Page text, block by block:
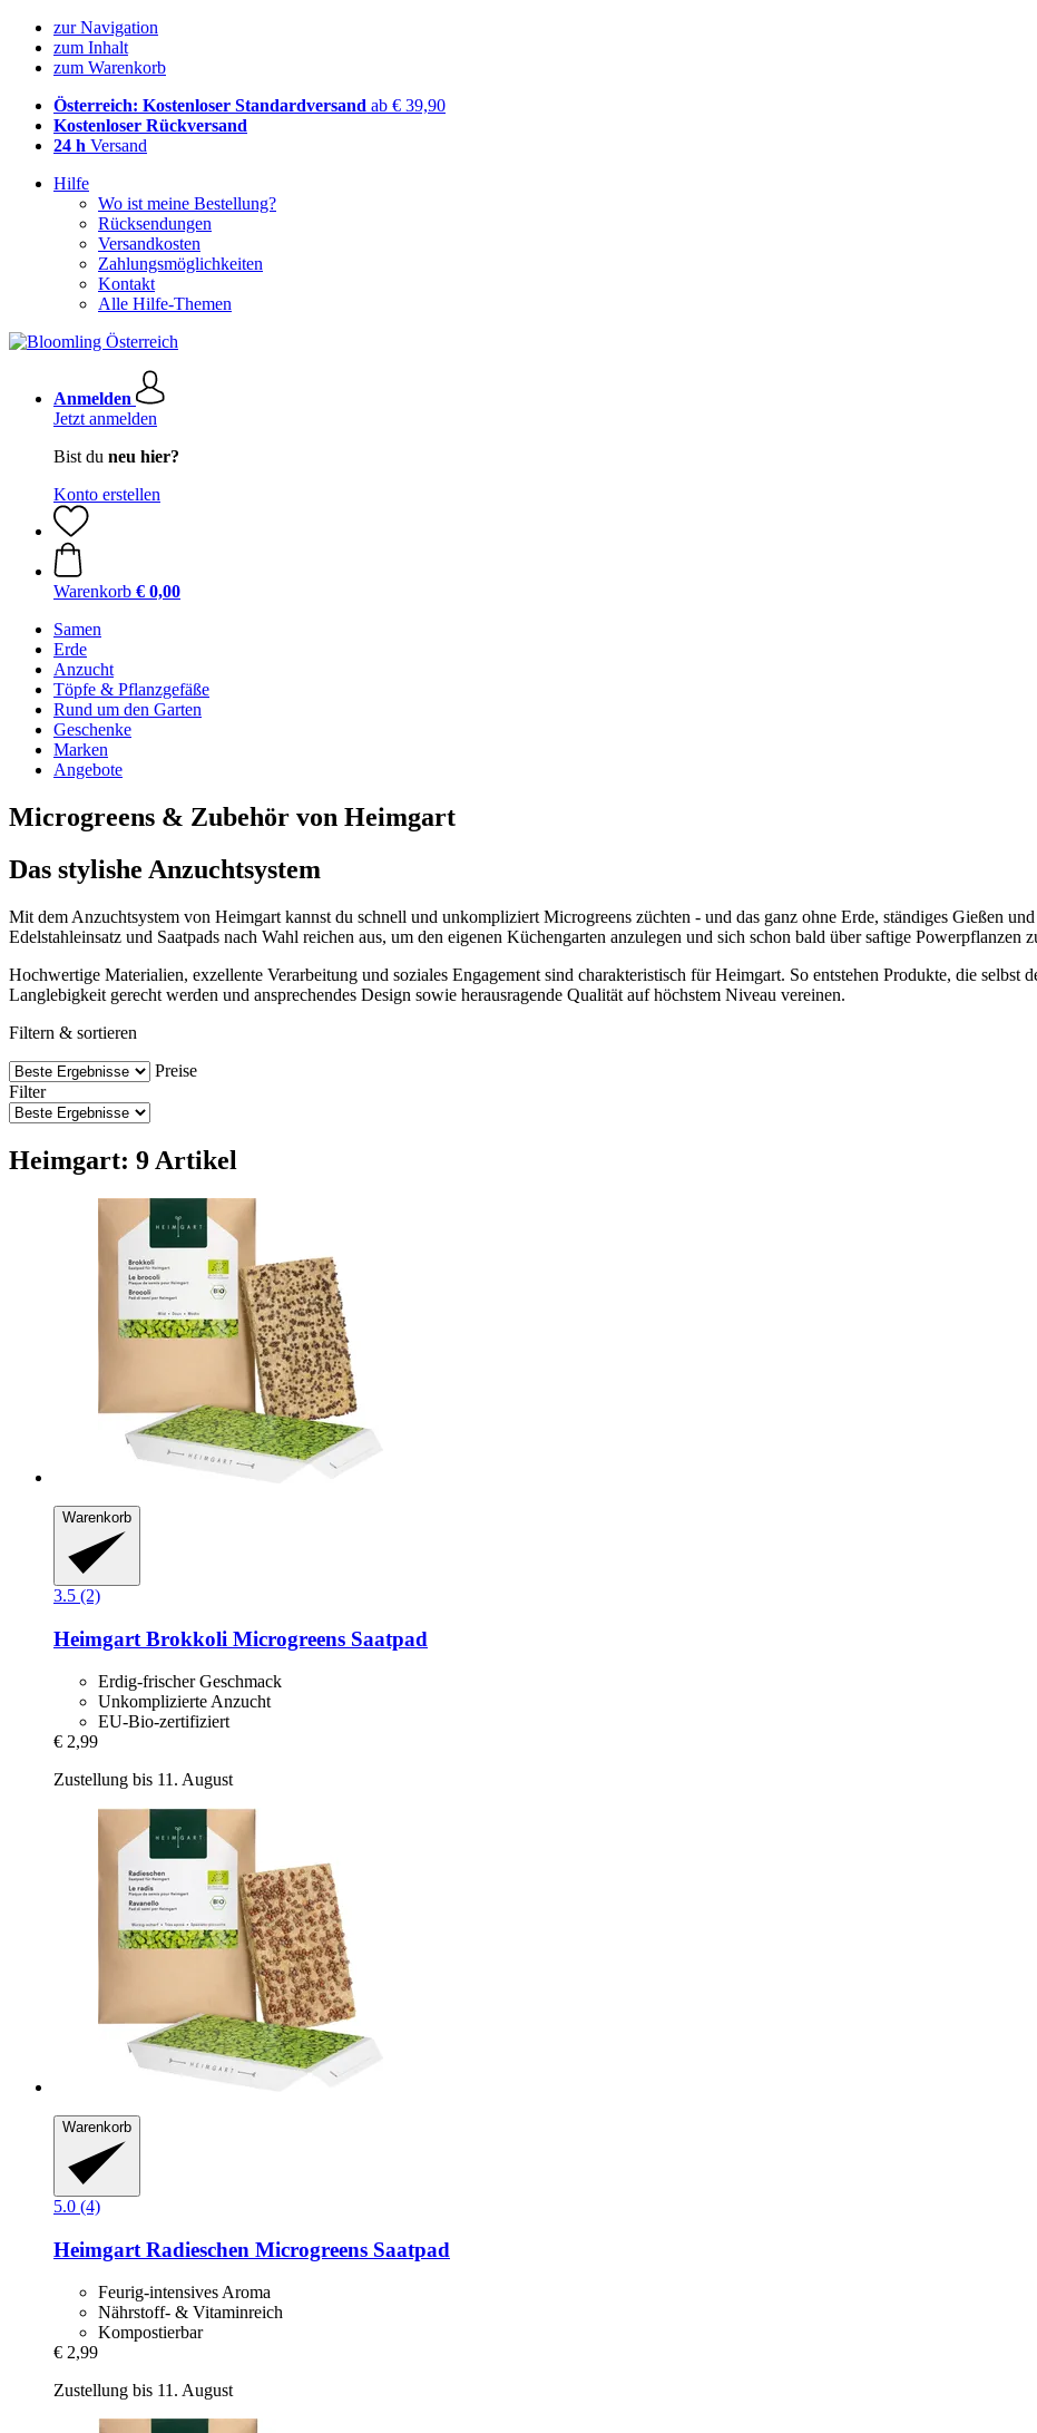
zur Navigation
zum Inhalt
zum Warenkorb
Österreich: Kostenloser Standardversand ab € 39,90
Kostenloser Rückversand
24 h Versand
Hilfe
Wo ist meine Bestellung?
Rücksendungen
Versandkosten
Zahlungsmöglichkeiten
Kontakt
Alle Hilfe-Themen
Anmelden
Jetzt anmelden
Bist du neu hier?
Konto erstellen
Warenkorb € 0,00
Samen
Erde
Anzucht
Töpfe & Pflanzgefäße
Rund um den Garten
Geschenke
Marken
Angebote
Microgreens & Zubehör von Heimgart
Das stylishe Anzuchtsystem
Mit dem Anzuchtsystem von Heimgart kannst du schnell und unkompliziert Microgreens züchten - und das ganz ohne Erde, ständiges Gießen
Edelstahleinsatz und Saatpads nach Wahl reichen aus, um den eigenen Küchengarten anzulegen und sich schon bald über saftige Powerpflanzen
Hochwertige Materialien, exzellente Verarbeitung und soziales Engagement sind charakteristisch für Heimgart. So entstehen Produkte, die
Langlebigkeit gerecht werden und ansprechendes Design sowie herausragende Qualität auf höchstem Niveau vereinen.
Filtern & sortieren
Preise
Filter
Heimgart: 9 Artikel
Warenkorb
3.5 (2)
Heimgart Brokkoli Microgreens Saatpad
Erdig-frischer Geschmack
Unkomplizierte Anzucht
EU-Bio-zertifiziert
€ 2,99
Zustellung bis 11. August
Warenkorb
5.0 (4)
Heimgart Radieschen Microgreens Saatpad
Feurig-intensives Aroma
Nährstoff- & Vitaminreich
Kompostierbar
€ 2,99
Zustellung bis 11. August